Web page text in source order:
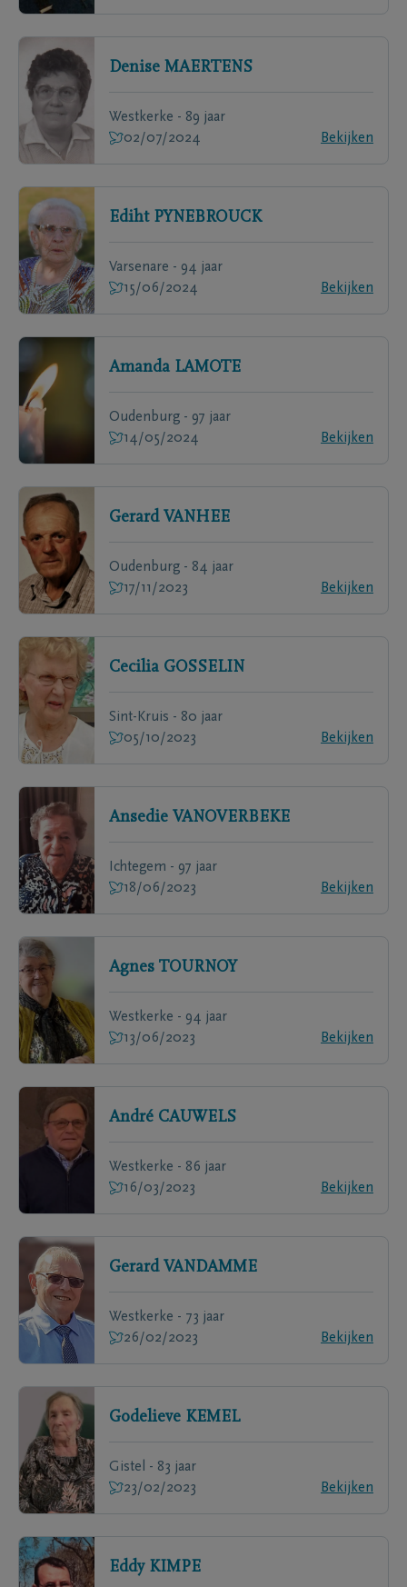
Denise MAERTENS
Westkerke - 89 jaar
02/07/2024
Bekijken
Ediht PYNEBROUCK
Varsenare - 94 jaar
15/06/2024
Bekijken
Amanda LAMOTE
Oudenburg - 97 jaar
14/05/2024
Bekijken
Gerard VANHEE
Oudenburg - 84 jaar
17/11/2023
Bekijken
Cecilia GOSSELIN
Sint-Kruis - 80 jaar
05/10/2023
Bekijken
Ansedie VANOVERBEKE
Ichtegem - 97 jaar
18/06/2023
Bekijken
Agnes TOURNOY
Westkerke - 94 jaar
13/06/2023
Bekijken
André CAUWELS
Westkerke - 86 jaar
16/03/2023
Bekijken
Gerard VANDAMME
Westkerke - 73 jaar
26/02/2023
Bekijken
Godelieve KEMEL
Gistel - 83 jaar
23/02/2023
Bekijken
Eddy KIMPE